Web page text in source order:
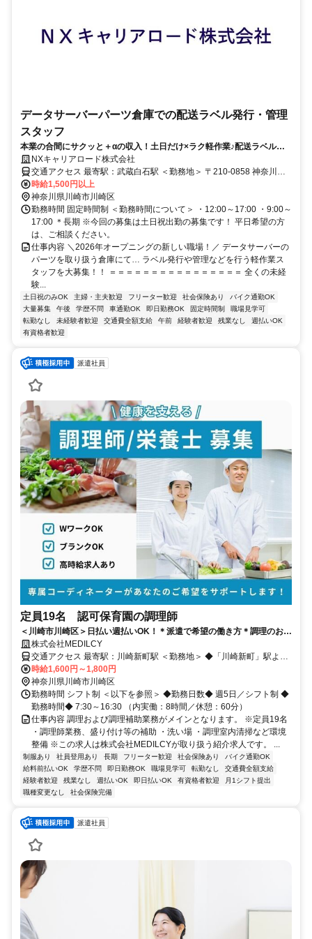
データサーバーパーツ倉庫での配送ラベル発行・管理
スタッフ
本業の合間にサクッと＋αの収入！土日だけ×ラク軽作業♪配送ラベルの
発行＆追跡番号を入力するだけ！無理なく稼げるオープニング募集★
NXキャリアロード株式会社
交通アクセス 最寄駅：武蔵白石駅 ＜勤務地＞ 〒210-0858 神奈川県
川崎市川崎区田辺新田1-3 ＜アクセス＞ ・武蔵白石駅出口より徒歩約
7分 ★駅から徒歩圏内でアクセス抜群！ ★自転車・バイク通勤
OK♪（電車、公共バス、徒歩での通勤もOKです）
時給1,500円以上
神奈川県川崎市川崎区
勤務時間 固定時間制 ＜勤務時間について＞ ・12:00～17:00 ・9:00～
17:00 ＊長期 ※今回の募集は土日祝出勤の募集です！ 平日希望の方
は、ご相談ください。
仕事内容 ＼2026年オープニングの新しい職場！／ データサーバーの
パーツを取り扱う倉庫にて… ラベル発行や管理などを行う軽作業ス
タッフを大募集！！ ＝＝＝＝＝＝＝＝＝＝＝＝＝＝＝＝ 全くの未経
験...
土日祝のみOK 主婦・主夫歓迎 フリーター歓迎 社会保険あり
バイク通勤OK
大量募集
午後 学歴不問 車通勤OK 即日勤務OK 固定時間制
職場見学可
転勤なし
未経験者歓迎 交通費全額支給 午前 経験者歓迎 残業なし
週払いOK
有資格者歓迎
派遣社員
定員19名 認可保育園の調理師
＜川崎市川崎区＞日払い週払いOK！＊派遣で希望の働き方＊調理のお仕
事【認可保育園】
株式会社MEDILCY
交通アクセス 最寄駅：川崎新町駅 ＜勤務地＞ ◆「川崎新町」駅より
徒歩16分 ◆「京急川崎」駅より徒歩16分 【バイク通勤：〇】【自転
車通勤：〇】 1都3県（東京・神奈川・千葉・埼玉）でのお仕事探し
は、当社にお任せください！ ご自宅付近でのご提案も可能です！ ま
ずはお気軽にお問い合わせくださいませ♪
時給1,600円～1,800円
神奈川県川崎市川崎区
勤務時間 シフト制 ＜以下を参照＞ ◆勤務日数◆ 週5日／シフト制 ◆
勤務時間◆ 7:30～16:30 （内実働：8時間／休憩：60分）
仕事内容 調理および調理補助業務がメインとなります。 ※定員19名
・調理師業務、盛り付け等の補助 ・洗い場 ・調理室内清掃など環境
整備 ※この求人は株式会社MEDILCYが取り扱う紹介求人です。 ...
制服あり 社員登用あり 長期 フリーター歓迎 社会保険あり
バイク通勤OK
給料前払いOK
学歴不問 即日勤務OK 職場見学可 転勤なし
交通費全額支給
経験者歓迎
残業なし 週払いOK 即日払いOK 有資格者歓迎
月1シフト提出
職種変更なし
社会保険完備
派遣社員